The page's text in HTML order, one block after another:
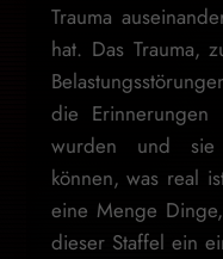
Trauma
hat. Das Trauma,
die Erinnerungen
wurden und sie
können, was real
eine Menge
dieser Staffel ein